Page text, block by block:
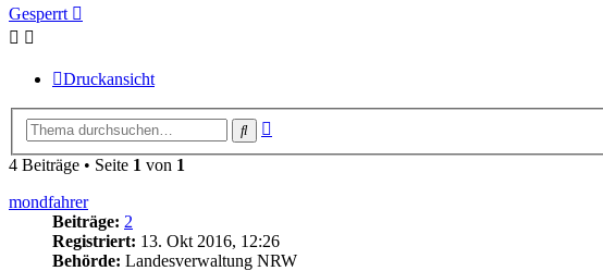
Gesperrt
Druckansicht
Suche
4 Beiträge • Seite 1 von 1
mondfahrer
Beiträge: 2
Registriert: 13. Okt 2016, 12:26
Behörde: Landesverwaltung NRW